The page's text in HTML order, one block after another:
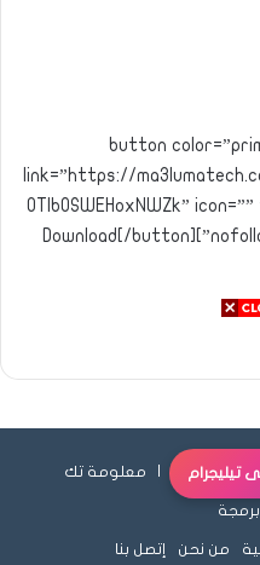
[button
link=”https://
OTlb0SWEHoxNWZk”
معلومة تك
من نحن إتصل بنا
تيليجرام